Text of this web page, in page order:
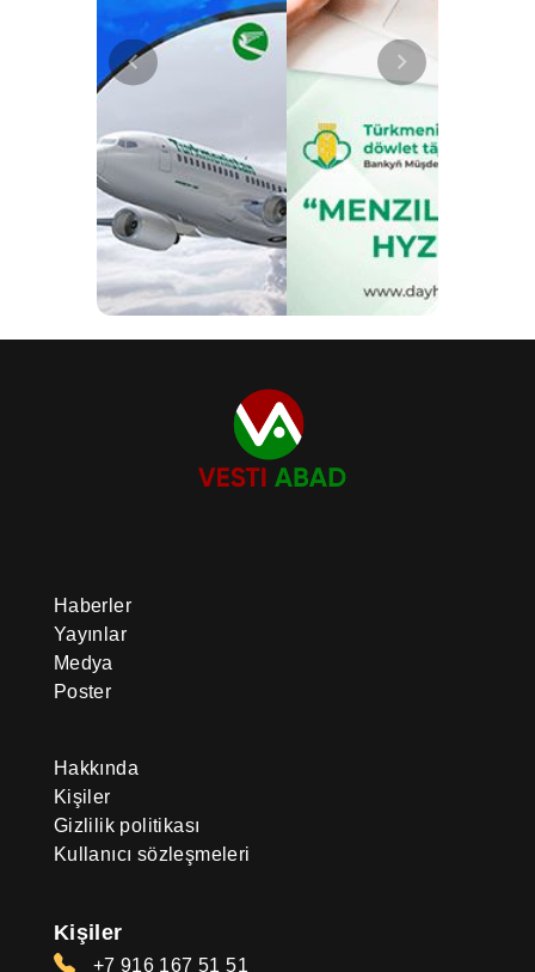
Haberler
Yayınlar
Medya
Poster
Hakkında
Kişiler
Gizlilik politikası
Kullanıcı sözleşmeleri
Kişiler
+7 916 167 51 51